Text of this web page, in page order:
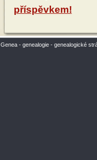
příspěvkem!
Genea - genealogie - genealogické